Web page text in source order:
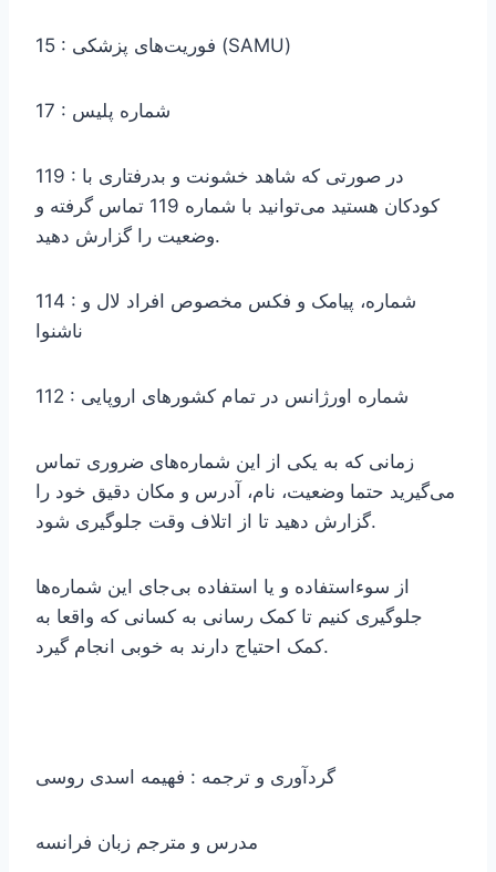
15 : فوریت‌های پزشکی (SAMU)
17 : شماره پلیس
119 : در صورتی که شاهد خشونت و بدرفتاری با
کودکان هستید می‌توانید با شماره 119 تماس گرفته و
وضعیت را گزارش دهید.
114 : شماره، پیامک و فکس مخصوص افراد لال و
ناشنوا
112 : شماره اورژانس در تمام کشورهای اروپایی
زمانی که به یکی از این شماره‌های ضروری تماس
می‌گیرید حتما وضعیت، نام، آدرس و مکان دقیق خود را
گزارش دهید تا از اتلاف وقت جلوگیری شود.
از سوء‌استفاده و یا استفاده بی‌جای این شماره‌ها
جلوگیری کنیم تا کمک رسانی به کسانی که واقعا به
کمک احتیاج دارند به خوبی انجام گیرد.
گردآوری و ترجمه : فهیمه اسدی روسی
مدرس و مترجم زبان فرانسه